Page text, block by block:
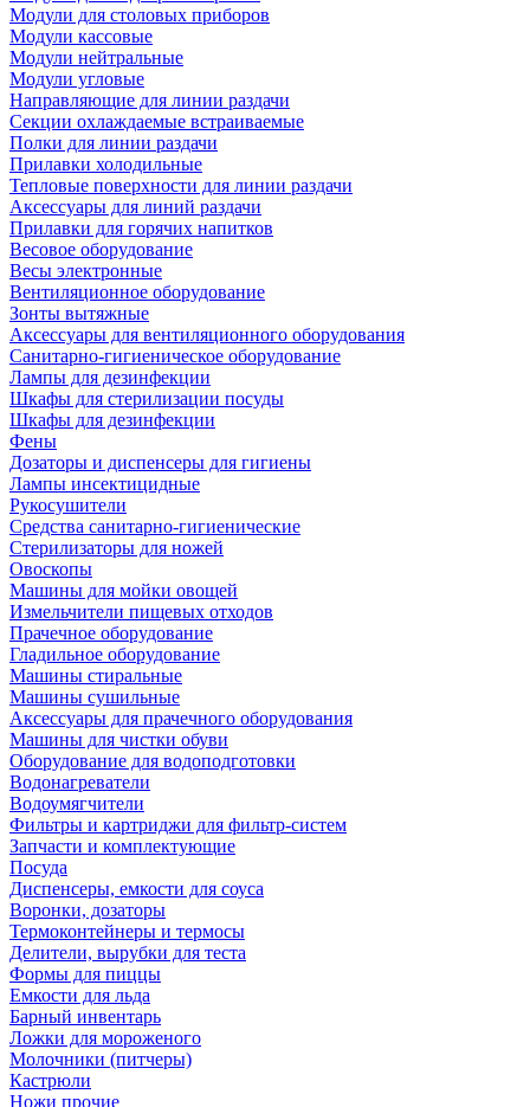
Модули для столовых приборов
Модули кассовые
Модули нейтральные
Модули угловые
Направляющие для линии раздачи
Секции охлаждаемые встраиваемые
Полки для линии раздачи
Прилавки холодильные
Тепловые поверхности для линии раздачи
Аксессуары для линий раздачи
Прилавки для горячих напитков
Весовое оборудование
Весы электронные
Вентиляционное оборудование
Зонты вытяжные
Аксессуары для вентиляционного оборудования
Санитарно-гигиеническое оборудование
Лампы для дезинфекции
Шкафы для стерилизации посуды
Шкафы для дезинфекции
Фены
Дозаторы и диспенсеры для гигиены
Лампы инсектицидные
Рукосушители
Средства санитарно-гигиенические
Стерилизаторы для ножей
Овоскопы
Машины для мойки овощей
Измельчители пищевых отходов
Прачечное оборудование
Гладильное оборудование
Машины стиральные
Машины сушильные
Аксессуары для прачечного оборудования
Машины для чистки обуви
Оборудование для водоподготовки
Водонагреватели
Водоумягчители
Фильтры и картриджи для фильтр-систем
Запчасти и комплектующие
Посуда
Диспенсеры, емкости для соуса
Воронки, дозаторы
Термоконтейнеры и термосы
Делители, вырубки для теста
Формы для пиццы
Емкости для льда
Барный инвентарь
Ложки для мороженого
Молочники (питчеры)
Кастрюли
Ножи прочие